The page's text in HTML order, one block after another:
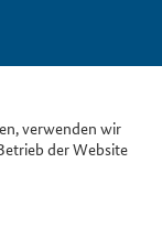
verwenden wir
der Website